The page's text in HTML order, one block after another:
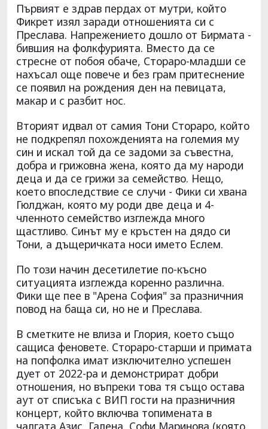
Първият е здрав пердах от мутри, който
Фикрет изял заради отношенията си с
Преслава. Напрежението дошло от Бирмата -
бившия на фолкфурията. Вместо да се
стресне от побоя обаче, Стораро-младши се
нахъсал още повече и без грам притеснение
се появил на рождения ден на певицата,
макар и с разбит нос.
Вторият идвал от самия Тони Стораро, който
не подкрепял похожденията на големия му
син и искал той да се задоми за съвестна,
добра и грижовна жена, която да му народи
деца и да се грижи за семейство. Нещо,
което впоследствие се случи - Фики си хвана
Гюлджан, която му роди две деца и 4-
членното семейство изглежда много
щастливо. Синът му е кръстен на дядо си
Тони, а дъщеричката носи името Еслем.
По този начин десетилетие по-късно
ситуацията изглежда коренно различна.
Фики ще пее в "Арена София" за празничния
повод на баща си, но не и Преслава.
В сметките не влиза и Глория, което също
сащиса феновете. Стораро-старши и примата
на попфолка имат изключително успешен
дует от 2022-ра и демонстрират добри
отношения, но въпреки това тя също остава
аут от списъка с ВИП гости на празничния
концерт, който включва топимената в
чалгата Азис, Галена, Софи Маринова (която